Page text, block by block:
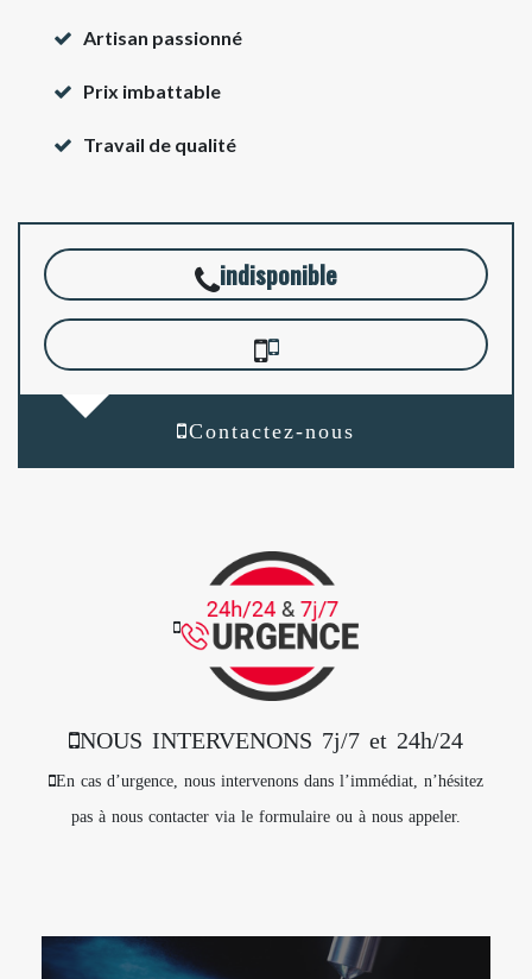
Artisan passionné
Prix imbattable
Travail de qualité
indisponible
Contactez-nous
NOUS INTERVENONS 7j/7 et 24h/24
En cas d’urgence, nous intervenons dans l’immédiat, n’hésitez
pas à nous contacter via le formulaire ou à nous appeler.